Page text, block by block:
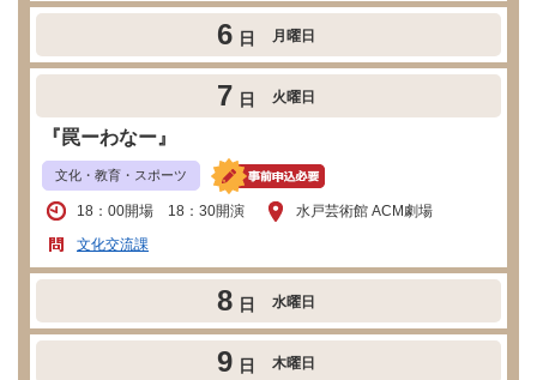
6 日 月曜日
7 日 火曜日
『罠ーわなー』
文化・教育・スポーツ
18：00開場 18：30開演
水戸芸術館 ACM劇場
文化交流課
8 日 水曜日
9 日 木曜日